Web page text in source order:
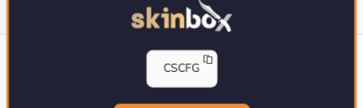
CS-CONFIG.com © 2020-2026 г.
CSCFG